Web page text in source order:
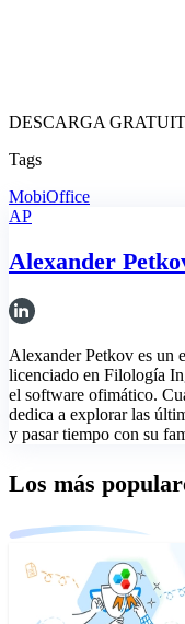
DESCARGA
Tags
MobiOffice
AP
Alexander
Alexander Petkov es un
licenciado en Filología
el software ofimático.
dedica a explorar las
y pasar tiempo con su
Los más